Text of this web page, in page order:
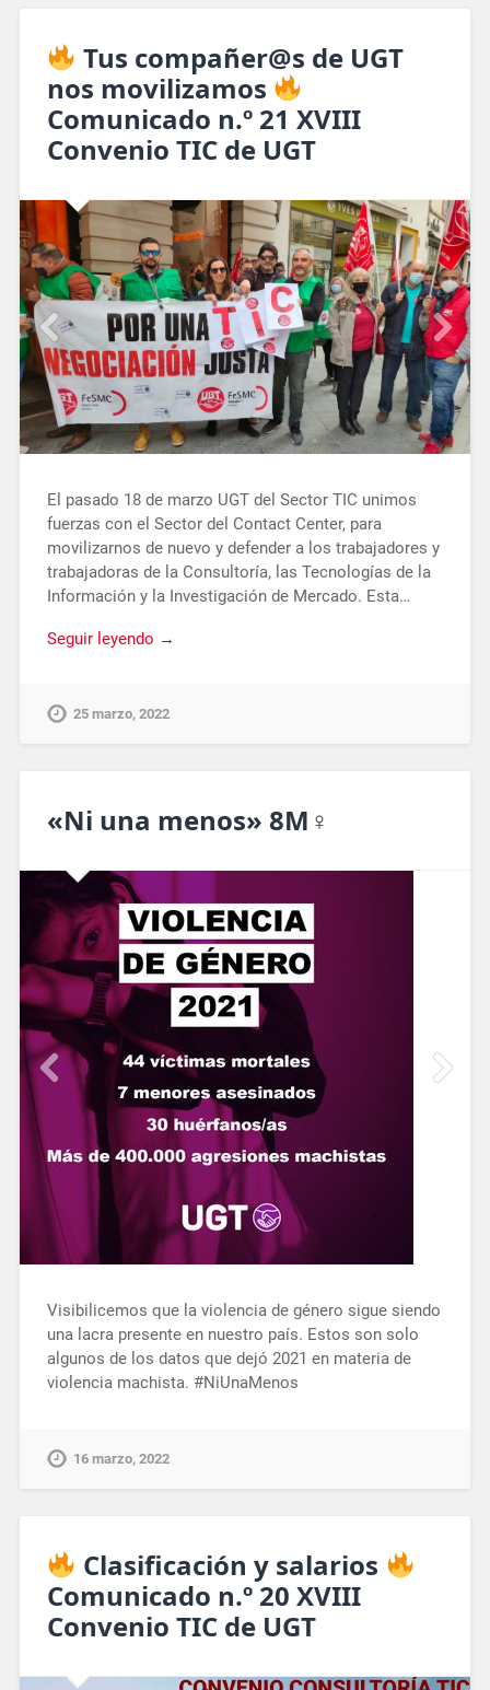
Tus compañer@s de UGT
nos movilizamos
Comunicado n.º 21 XVIII
Convenio TIC de UGT
El pasado 18 de marzo UGT del Sector TIC unimos
fuerzas con el Sector del Contact Center, para
movilizarnos de nuevo y defender a los trabajadores y
trabajadoras de la Consultoría, las Tecnologías de la
Información y la Investigación de Mercado. Esta…
Seguir leyendo →
25 marzo, 2022
«Ni una menos» 8M♀
Visibilicemos que la violencia de género sigue siendo
una lacra presente en nuestro país. Estos son solo
algunos de los datos que dejó 2021 en materia de
violencia machista. #NiUnaMenos
16 marzo, 2022
Clasificación y salarios
Comunicado n.º 20 XVIII
Convenio TIC de UGT